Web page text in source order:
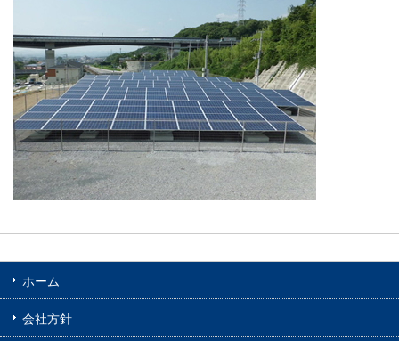
ホーム
会社方針